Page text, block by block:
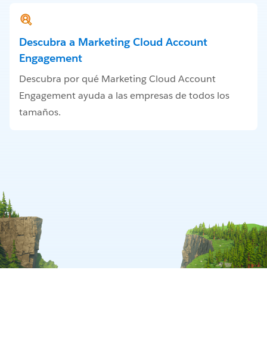
Descubra a Marketing Cloud Account
Engagement
Descubra por qué Marketing Cloud Account
Engagement ayuda a las empresas de todos los
tamaños.